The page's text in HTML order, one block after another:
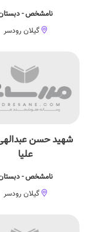
نامشخص -
گیلان رودسر
شهید حسن
علیا
نامشخص -
گیلان رودسر